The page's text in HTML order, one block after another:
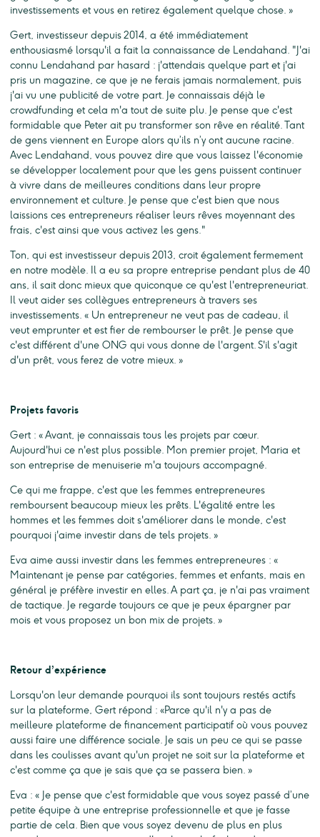
investissements et vous en retirez également quelque chose. »
Gert, investisseur depuis 2014, a été immédiatement
enthousiasmé lorsqu'il a fait la connaissance de Lendahand. "J'ai
connu Lendahand par hasard : j'attendais quelque part et j'ai
pris un magazine, ce que je ne ferais jamais normalement, puis
j'ai vu une publicité de votre part. Je connaissais déjà le
crowdfunding et cela m'a tout de suite plu. Je pense que c'est
formidable que Peter ait pu transformer son rêve en réalité. Tant
de gens viennent en Europe alors qu’ils n’y ont aucune racine.
Avec Lendahand, vous pouvez dire que vous laissez l'économie
se développer localement pour que les gens puissent continuer
à vivre dans de meilleures conditions dans leur propre
environnement et culture. Je pense que c'est bien que nous
laissions ces entrepreneurs réaliser leurs rêves moyennant des
frais, c'est ainsi que vous activez les gens."
Ton, qui est investisseur depuis 2013, croit également fermement
en notre modèle. Il a eu sa propre entreprise pendant plus de 40
ans, il sait donc mieux que quiconque ce qu'est l'entrepreneuriat.
Il veut aider ses collègues entrepreneurs à travers ses
investissements. « Un entrepreneur ne veut pas de cadeau, il
veut emprunter et est fier de rembourser le prêt. Je pense que
c'est différent d'une ONG qui vous donne de l'argent. S'il s'agit
d'un prêt, vous ferez de votre mieux. »
Projets favoris
Gert : « Avant, je connaissais tous les projets par cœur.
Aujourd'hui ce n'est plus possible. Mon premier projet, Maria et
son entreprise de menuiserie m'a toujours accompagné.
Ce qui me frappe, c'est que les femmes entrepreneures
remboursent beaucoup mieux les prêts. L'égalité entre les
hommes et les femmes doit s'améliorer dans le monde, c'est
pourquoi j'aime investir dans de tels projets. »
Eva aime aussi investir dans les femmes entrepreneures : «
Maintenant je pense par catégories, femmes et enfants, mais en
général je préfère investir en elles. A part ça, je n'ai pas vraiment
de tactique. Je regarde toujours ce que je peux épargner par
mois et vous proposez un bon mix de projets. »
Retour d’expérience
Lorsqu'on leur demande pourquoi ils sont toujours restés actifs
sur la plateforme, Gert répond : «Parce qu'il n'y a pas de
meilleure plateforme de financement participatif où vous pouvez
aussi faire une différence sociale. Je sais un peu ce qui se passe
dans les coulisses avant qu'un projet ne soit sur la plateforme et
c'est comme ça que je sais que ça se passera bien. »
Eva : « Je pense que c'est formidable que vous soyez passé d’une
petite équipe à une entreprise professionnelle et que je fasse
partie de cela. Bien que vous soyez devenu de plus en plus